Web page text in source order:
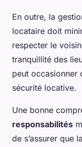
En outre, la
locataire doit
respecter le
tranquillité des
peut occasionner
sécurité locative.
Une bonne
responsabilités
de s’assurer que